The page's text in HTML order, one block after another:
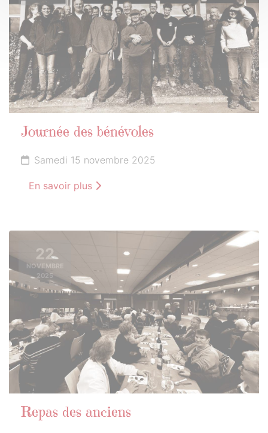
Journée des bénévoles
Samedi 15 novembre 2025
En savoir plus
22
NOVEMBRE
2025
Repas des anciens